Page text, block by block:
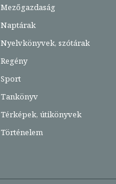
Mezőgazdaság
Naptárak
Nyelvkönyvek, szótárak
Regény
Sport
Tankönyv
Térképek, útikönyvek
Történelem